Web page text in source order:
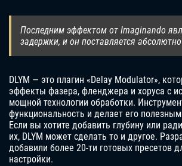
Последним эффектом от Imaginando
задержки, и он поставляется
DLYM — это плагин «Delay Modulator»,
эффекты фазера, фленджера и хоруса с
мощной технологии обработки.
функциональность и делает его
Если вы хотите добавить глубину или
их, DLYM может сделать то и другое.
добавили более 20-ти готовых пресетов
настройки.